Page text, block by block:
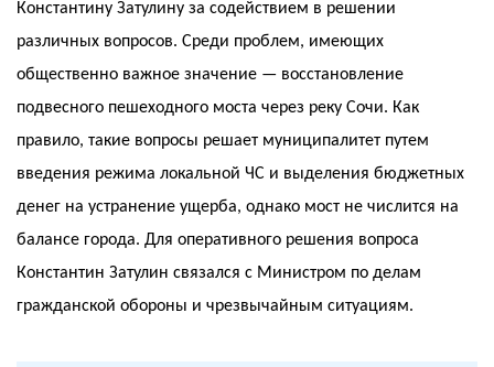
Константину Затулину за содействием в решении
различных вопросов. Среди проблем, имеющих
общественно важное значение — восстановление
подвесного пешеходного моста через реку Сочи. Как
правило, такие вопросы решает муниципалитет путем
введения режима локальной ЧС и выделения бюджетных
денег на устранение ущерба, однако мост не числится на
балансе города. Для оперативного решения вопроса
Константин Затулин связался с Министром по делам
гражданской обороны и чрезвычайным ситуациям.